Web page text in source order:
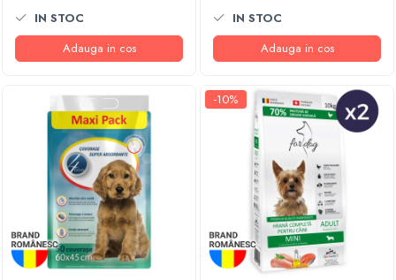
IN STOC
Adauga in cos
IN STOC
Adauga in cos
-10%